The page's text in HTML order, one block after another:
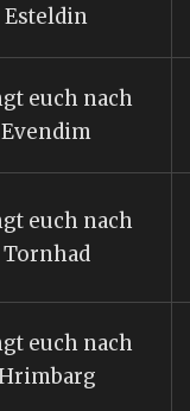
Esteldin
euch nach
Evendim
euch nach
Tornhad
euch nach